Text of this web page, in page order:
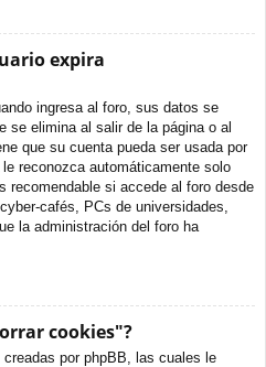
expira
ingresa al foro, sus datos se
se elimina al salir de la página o al
que su cuenta pueda ser usada por
reconozca automáticamente solo
recomendable si accede al foro desde
cafés, PCs de universidades,
la administración del foro ha
cookies"?
por phpBB, las cuales le